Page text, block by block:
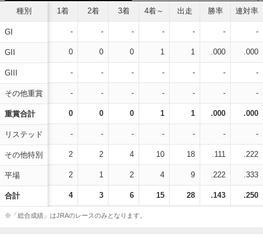
種別
GI
GII
GIII
その他重賞
重賞合計
リステッド
その他特別
平場
合計
1着 2着 3着 4着～ 出走 勝率 連対率
- - - - - - -
0 0 0 1 1 .000 .000
- - - - - - -
- - - - - - -
0 0 0 1 1 .000 .000
- - - - - - -
2 2 4 10 18 .111 .222
2 1 2 4 9 .222 .333
4 3 6 15 28 .143 .250
※「総合成績」はJRAのレースのみとなります。